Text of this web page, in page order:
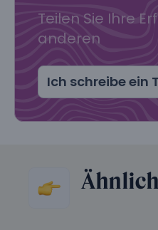
Teilen Sie Ihre
anderen
Ich schreibe ein